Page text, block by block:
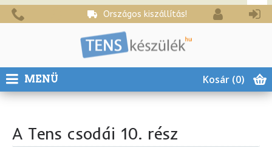
Országos kiszállítás!
Kosár (0)
MENÜ
A Tens csodái 10. rész